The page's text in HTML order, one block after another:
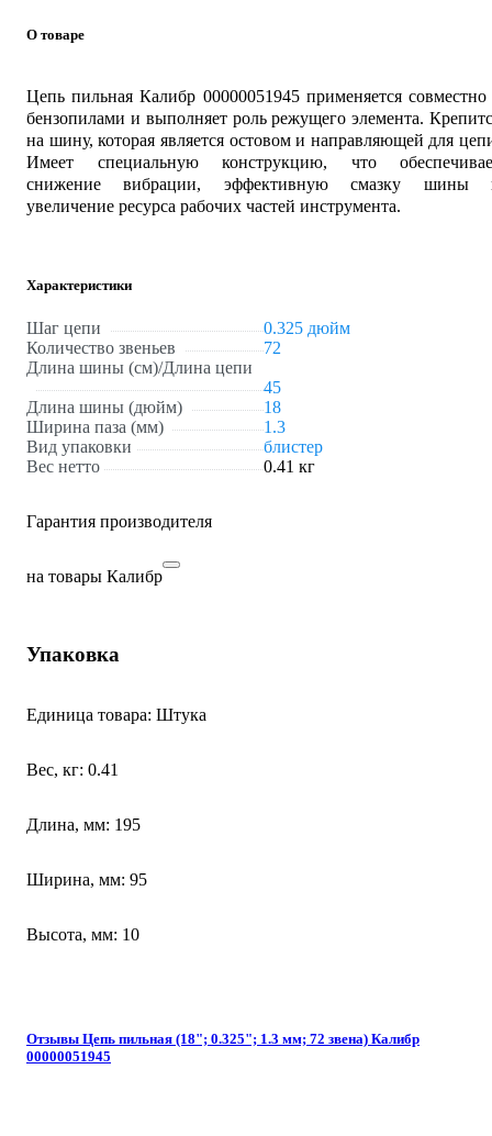
О товаре
Цепь пильная Калибр 00000051945 применяется совместно
бензопилами и выполняет роль режущего элемента.
на шину, которая является остовом и направляющей для
Имеет специальную конструкцию, что
снижение вибрации, эффективную смазку шины
увеличение ресурса рабочих частей инструмента.
Характеристики
Шаг цепи
0.325 дюйм
Количество звеньев
72
Длина шины (см)/Длина цепи
45
Длина шины (дюйм)
18
Ширина паза (мм)
1.3
Вид упаковки
блистер
Вес нетто
0.41 кг
Гарантия производителя
на товары Калибр
Упаковка
Единица товара: Штука
Вес, кг: 0.41
Длина, мм: 195
Ширина, мм: 95
Высота, мм: 10
Отзывы Цепь пильная (18"; 0.325"; 1.3 мм; 72 звена) Калибр
00000051945